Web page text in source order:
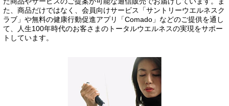
た、商品だけではなく、会員向けサービス「サントリーウエルネスク
ラブ」や無料の健康行動促進アプリ「Comado」などのご提供を通し
て、人生100年時代のお客さまのトータルウエルネスの実現をサポー
トしています。